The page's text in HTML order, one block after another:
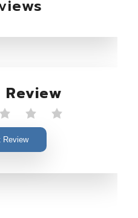
Review